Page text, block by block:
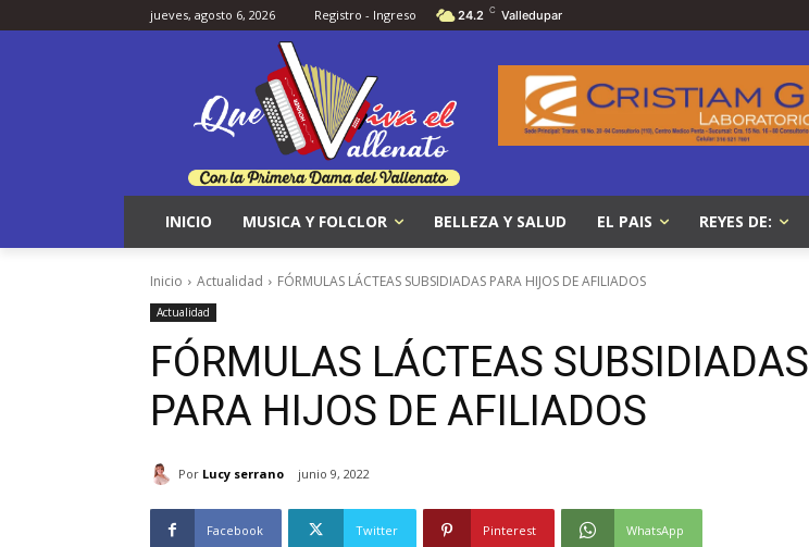
jueves, agosto 6, 2026 Registro - Ingreso 24.2 C Valledupar
INICIO MUSICA Y FOLCLOR BELLEZA Y SALUD EL PAIS REYES DE:
Inicio Actualidad FÓRMULAS LÁCTEAS SUBSIDIADAS PARA HIJOS DE AFILIADOS
Actualidad
FÓRMULAS LÁCTEAS SUBSIDIADAS
PARA HIJOS DE AFILIADOS
Por Lucy serrano junio 9, 2022
Facebook Twitter Pinterest WhatsApp